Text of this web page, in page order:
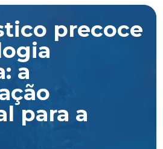
precoce
a
para a